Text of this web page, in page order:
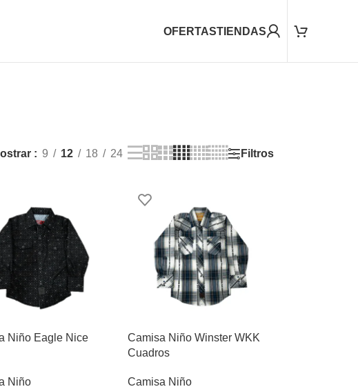
OFERTASTIENDAS
9 12 18 24 Filtros
Niño Eagle Nice
Niño
Camisa Niño Winster WKK
Cuadros
Camisa Niño